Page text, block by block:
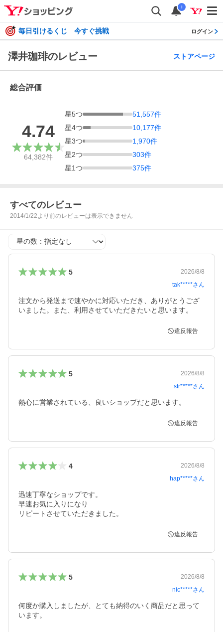
i
毎日引けるくじ 今すぐ挑戦 ログイン
澤井珈琲のレビュー ストアページ
総合評価
4.74
64,382件
星5つ 51,557件
星4つ 10,177件
星3つ 1,970件
星2つ 303件
星1つ 375件
すべてのレビュー
2014/1/22より前のレビューは表示できません
星の数
5
2026/8/8
tak*****さん
注文から発送まで速やかに対応いただき、ありがとうござ
いました。また、利用させていただきたいと思います。
違反報告
5
2026/8/8
str*****さん
違反報告
4
2026/8/8
hap*****さん
迅速丁寧なショップです。
早速お気に入りになり
違反報告
5
2026/8/8
nic*****さん
何度か購入しましたが、とても納得のいく商品だと思って
います。